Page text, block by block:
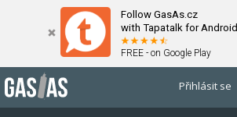
Follow GasAs.cz
with Tapatalk for Android
FREE - on Google Play
Přihlásit se